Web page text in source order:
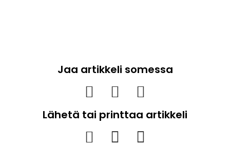
Jaa artikkeli somessa
Lähetä tai printtaa artikkeli